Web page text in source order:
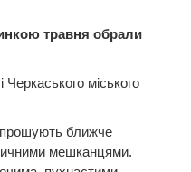
травня обрали
міського
ближче
мешканцями.